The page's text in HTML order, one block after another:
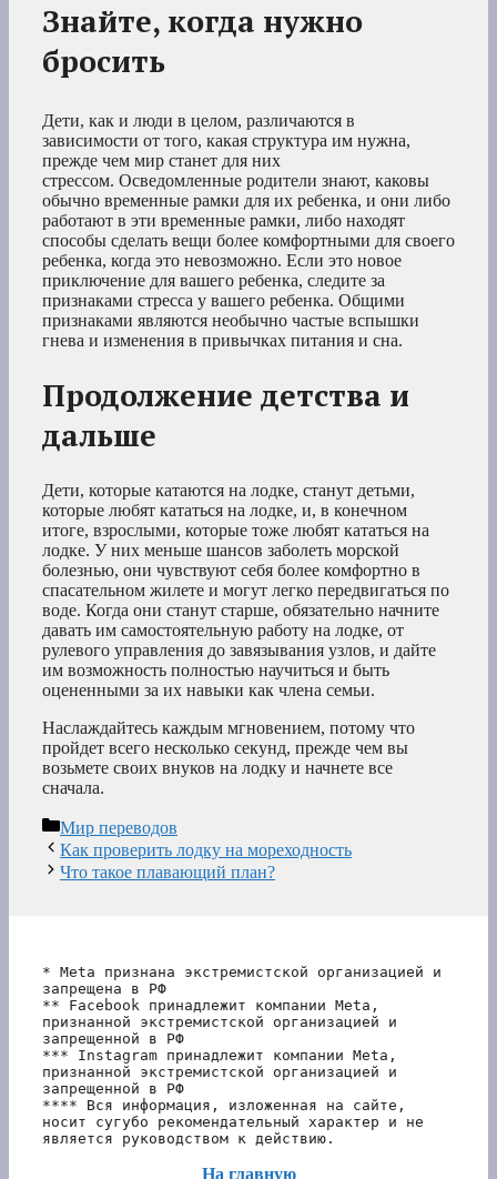
Знайте, когда нужно
бросить
Дети, как и люди в целом, различаются в
зависимости от того, какая структура им нужна,
прежде чем мир станет для них
стрессом. Осведомленные родители знают, каковы
обычно временные рамки для их ребенка, и они либо
работают в эти временные рамки, либо находят
способы сделать вещи более комфортными для своего
ребенка, когда это невозможно. Если это новое
приключение для вашего ребенка, следите за
признаками стресса у вашего ребенка. Общими
признаками являются необычно частые вспышки
гнева и изменения в привычках питания и сна.
Продолжение детства и
дальше
Дети, которые катаются на лодке, станут детьми,
которые любят кататься на лодке, и, в конечном
итоге, взрослыми, которые тоже любят кататься на
лодке. У них меньше шансов заболеть морской
болезнью, они чувствуют себя более комфортно в
спасательном жилете и могут легко передвигаться по
воде. Когда они станут старше, обязательно начните
давать им самостоятельную работу на лодке, от
рулевого управления до завязывания узлов, и дайте
им возможность полностью научиться и быть
оцененными за их навыки как члена семьи.
Наслаждайтесь каждым мгновением, потому что
пройдет всего несколько секунд, прежде чем вы
возьмете своих внуков на лодку и начнете все
сначала.
Рубрики
Мир переводов
Как проверить лодку на мореходность
Что такое плавающий план?
* Meta признана экстремистской организацией и
запрещена в РФ
** Facebook принадлежит компании Meta,
признанной экстремистской организацией и
запрещенной в РФ
*** Instagram принадлежит компании Meta,
признанной экстремистской организацией и
запрещенной в РФ
**** Вся информация, изложенная на сайте,
носит сугубо рекомендательный характер и не
является руководством к действию.
На главную